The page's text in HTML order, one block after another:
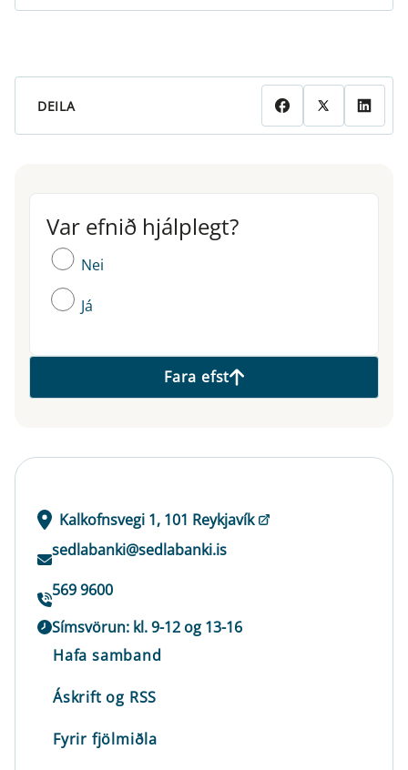
DEILA
Var efnið hjálplegt?
Var efnið hjálplegt?
Nei
Já
Fara efst
Kalkofnsvegi 1, 101 Reykjavík
sedlabanki@sedlabanki.is
569 9600
Símsvörun: kl. 9-12 og 13-16
Hafa samband
Áskrift og RSS
Fyrir fjölmiðla